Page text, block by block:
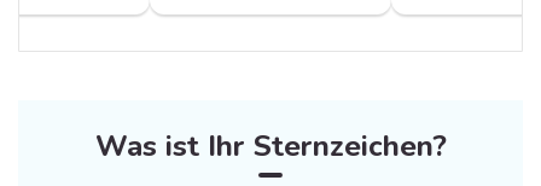
Was ist Ihr Sternzeichen?